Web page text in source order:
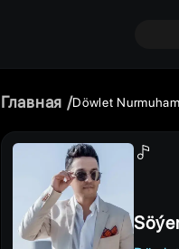
Главная Döwlet